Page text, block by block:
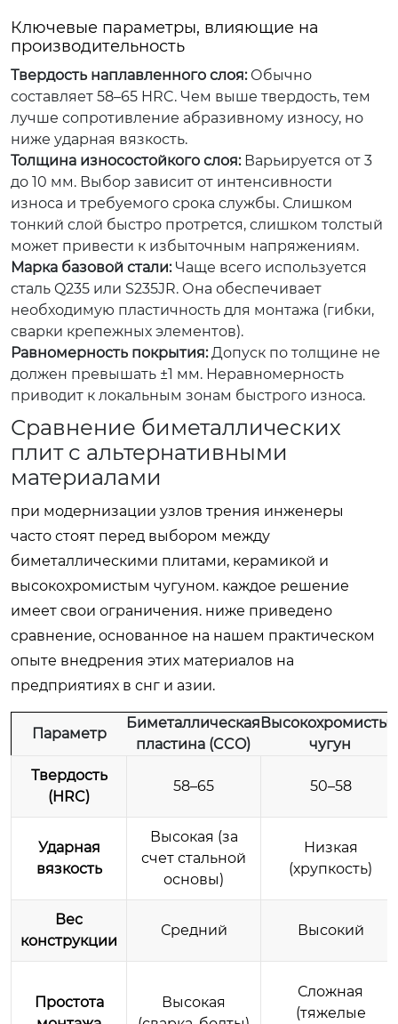
Ключевые параметры, влияющие на
производительность
Твердость наплавленного слоя:Обычно
составляет 58–65 HRC. Чем выше твердость, тем
лучше сопротивление абразивному износу, но
ниже ударная вязкость.
Толщина износостойкого слоя:Варьируется от 3
до 10 мм. Выбор зависит от интенсивности
износа и требуемого срока службы. Слишком
тонкий слой быстро протрется, слишком толстый
может привести к избыточным напряжениям.
Марка базовой стали:Чаще всего используется
сталь Q235 или S235JR. Она обеспечивает
необходимую пластичность для монтажа (гибки,
сварки крепежных элементов).
Равномерность покрытия:Допуск по толщине не
должен превышать ±1 мм. Неравномерность
приводит к локальным зонам быстрого износа.
Сравнение биметаллических
плит с альтернативными
материалами
при модернизации узлов трения инженеры
часто стоят перед выбором между
биметаллическими плитами, керамикой и
высокохромистым чугуном. каждое решение
имеет свои ограничения. ниже приведено
сравнение, основанное на нашем практическом
опыте внедрения этих материалов на
предприятиях в снг и азии.
Параметр
Биметаллическая
пластина (CCO)
чугун
Твердость
(HRC)
58–65 50–58
Ударная
вязкость
Высокая (за
счет стальной
основы)
Низкая
(хрупкость)
Вес
конструкции
Средний Высокий
Простота
Высокая
Сложная
(тяжелые